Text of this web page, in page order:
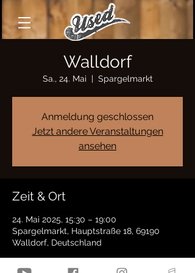
Walldorf
Sa., 24. Mai
  |
Spargelmarkt
Anmeldung geschlossen
Jetzt andere Veranstaltungen
ansehen
Zeit & Ort
24. Mai 2025, 15:30 – 19:00
Spargelmarkt, Hauptstraße 18, 69190
Walldorf, Deutschland